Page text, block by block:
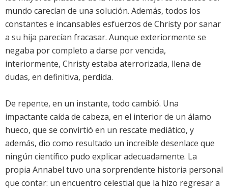
mundo carecían de una solución. Además, todos los
constantes e incansables esfuerzos de Christy por sanar
a su hija parecían fracasar. Aunque exteriormente se
negaba por completo a darse por vencida,
interiormente, Christy estaba aterrorizada, llena de
dudas, en definitiva, perdida.
De repente, en un instante, todo cambió. Una
impactante caída de cabeza, en el interior de un álamo
hueco, que se convirtió en un rescate mediático, y
además, dio como resultado un increíble desenlace que
ningún científico pudo explicar adecuadamente. La
propia Annabel tuvo una sorprendente historia personal
que contar: un encuentro celestial que la hizo regresar a